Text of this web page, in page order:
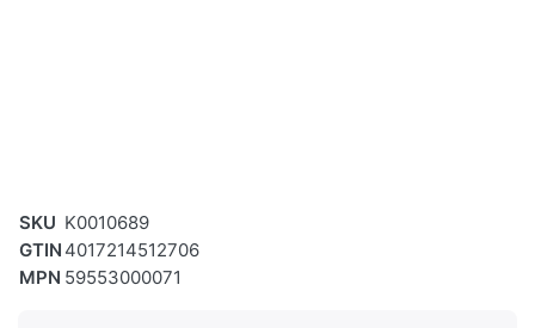
SKU K0010689
GTIN 4017214512706
MPN 59553000071